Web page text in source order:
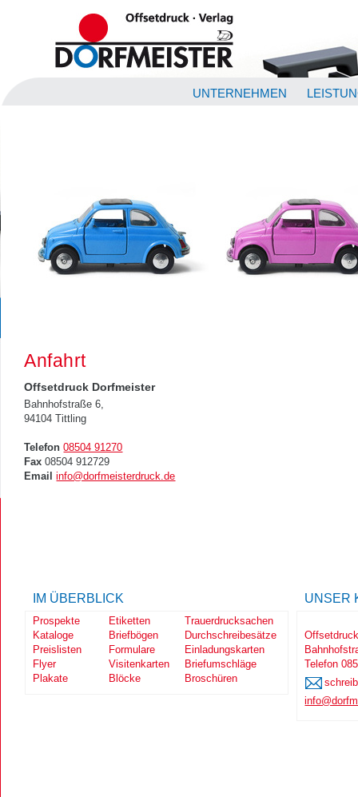
UNTERNEHMEN
Anfahrt
Offsetdruck Dorfmeister
Bahnhofstraße 6,
94104 Tittling
Telefon 08504 91270
Fax 08504 912729
Email
info@dorfmeisterdruck.de
IM ÜBERBLICK
Prospekte
Kataloge
Preislisten
Flyer
Plakate
Etiketten
Briefbögen
Formulare
Visitenkarten
Blöcke
Trauerdrucksachen
Durchschreibesätze
Einladungskarten
Briefumschläge
Broschüren
UNSER
Telefon